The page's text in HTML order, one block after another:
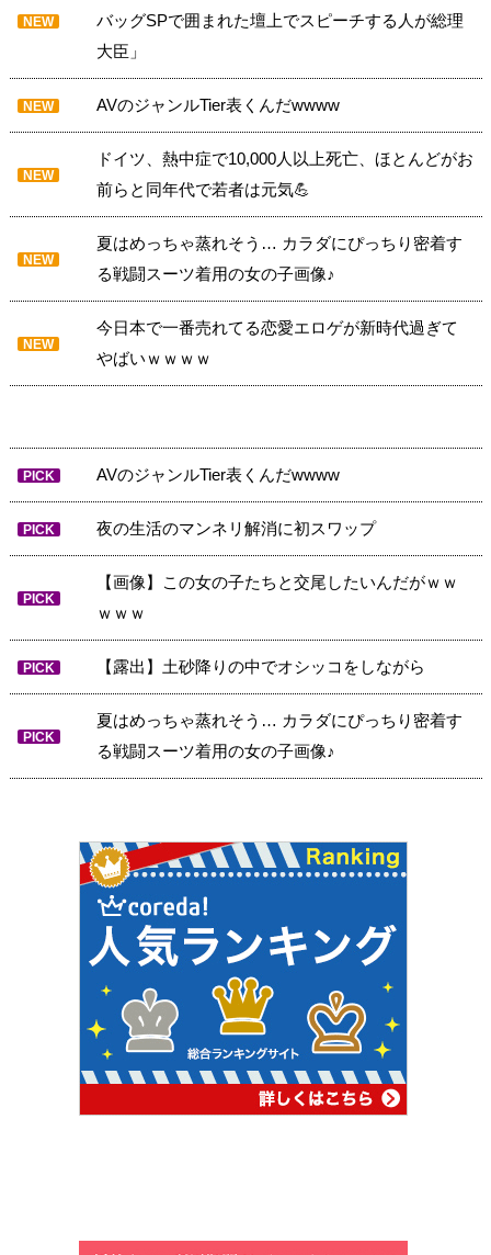
NEW
バッグSPで囲まれた壇上でスピーチする人が総理
大臣」
NEW AVのジャンルTier表くんだwwww
NEW
ドイツ、熱中症で10,000人以上死亡、ほとんどがお
前らと同年代で若者は元気💪
NEW
夏はめっちゃ蒸れそう… カラダにぴっちり密着す
る戦闘スーツ着用の女の子画像♪
NEW
今日本で一番売れてる恋愛エロゲが新時代過ぎて
やばいｗｗｗｗ
PICK AVのジャンルTier表くんだwwww
PICK 夜の生活のマンネリ解消に初スワップ
PICK
【画像】この女の子たちと交尾したいんだがｗｗ
ｗｗｗ
PICK 【露出】土砂降りの中でオシッコをしながら
PICK
夏はめっちゃ蒸れそう… カラダにぴっちり密着す
る戦闘スーツ着用の女の子画像♪